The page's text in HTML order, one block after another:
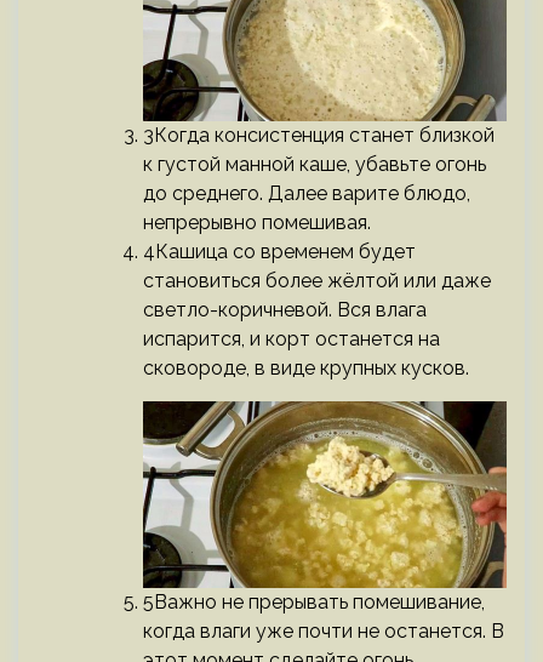
3Когда консистенция станет близкой
к густой манной каше, убавьте огонь
до среднего. Далее варите блюдо,
непрерывно помешивая.
4Кашица со временем будет
становиться более жёлтой или даже
светло-коричневой. Вся влага
испарится, и корт останется на
сковороде, в виде крупных кусков.
5Важно не прерывать помешивание,
когда влаги уже почти не останется. В